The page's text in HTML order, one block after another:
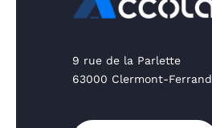
9 rue de la Parlette
63000 Clermont-Ferrand